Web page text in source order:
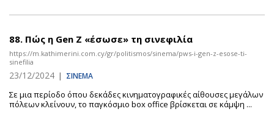
88. Πώς η Gen Z «έσωσε» τη σινεφιλία
https://m.kathimerini.com.cy/gr/politismos/sinema/pws-i-gen-z-esose-ti-
sinefilia
23/12/2024 | ΣΙΝΕΜΑ
Σε μια περίοδο όπου δεκάδες κινηματογραφικές αίθουσες μεγάλων
πόλεων κλείνουν, το παγκόσμιο box office βρίσκεται σε κάμψη ...